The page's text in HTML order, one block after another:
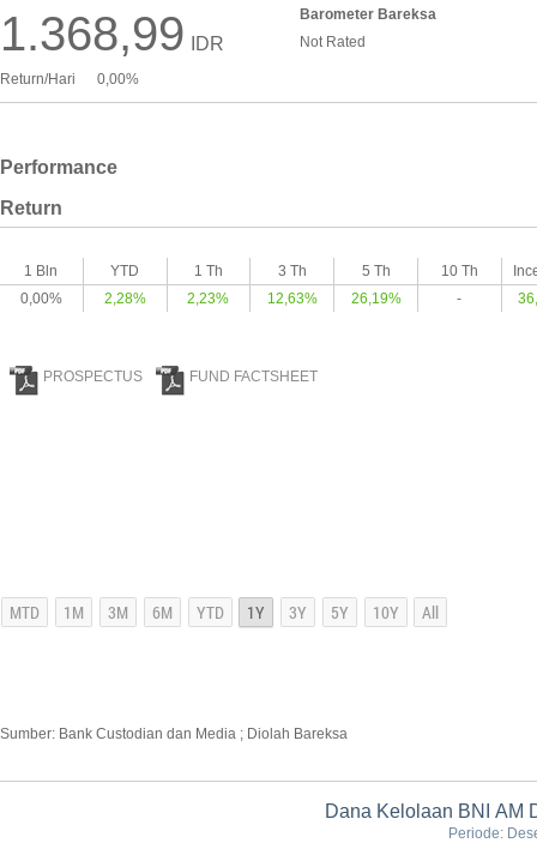
1.368,99 IDR
Barometer Bareksa
Not Rated
Return/Hari 0,00%
Performance
Return
1 Bln YTD 1 Th 3 Th 5 Th 10 Th
0,00%
2,28% 2,23% 12,63% 26,19% -
PROSPECTUS FUND FACTSHEET
Sumber: Bank Custodian dan Media ; Diolah Bareksa
Dana Kelolaan BNI AM
Periode: